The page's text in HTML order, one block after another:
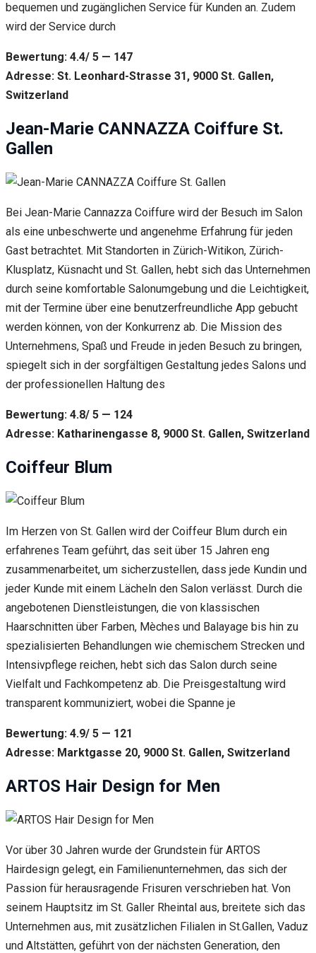
bequemen und zugänglichen Service für Kunden an. Zudem
wird der Service durch
Bewertung: 4.4/ 5 — 147
Adresse: St. Leonhard-Strasse 31, 9000 St. Gallen,
Switzerland
Jean-Marie CANNAZZA Coiffure St.
Gallen
Bei Jean-Marie Cannazza Coiffure wird der Besuch im Salon
als eine unbeschwerte und angenehme Erfahrung für jeden
Gast betrachtet. Mit Standorten in Zürich-Witikon, Zürich-
Klusplatz, Küsnacht und St. Gallen, hebt sich das Unternehmen
durch seine komfortable Salonumgebung und die Leichtigkeit,
mit der Termine über eine benutzerfreundliche App gebucht
werden können, von der Konkurrenz ab. Die Mission des
Unternehmens, Spaß und Freude in jeden Besuch zu bringen,
spiegelt sich in der sorgfältigen Gestaltung jedes Salons und
der professionellen Haltung des
Bewertung: 4.8/ 5 — 124
Adresse: Katharinengasse 8, 9000 St. Gallen, Switzerland
Coiffeur Blum
Im Herzen von St. Gallen wird der Coiffeur Blum durch ein
erfahrenes Team geführt, das seit über 15 Jahren eng
zusammenarbeitet, um sicherzustellen, dass jede Kundin und
jeder Kunde mit einem Lächeln den Salon verlässt. Durch die
angebotenen Dienstleistungen, die von klassischen
Haarschnitten über Farben, Mèches und Balayage bis hin zu
spezialisierten Behandlungen wie chemischem Strecken und
Intensivpflege reichen, hebt sich das Salon durch seine
Vielfalt und Fachkompetenz ab. Die Preisgestaltung wird
transparent kommuniziert, wobei die Spanne je
Bewertung: 4.9/ 5 — 121
Adresse: Marktgasse 20, 9000 St. Gallen, Switzerland
ARTOS Hair Design for Men
Vor über 30 Jahren wurde der Grundstein für ARTOS
Hairdesign gelegt, ein Familienunternehmen, das sich der
Passion für herausragende Frisuren verschrieben hat. Von
seinem Hauptsitz im St. Galler Rheintal aus, breitete sich das
Unternehmen aus, mit zusätzlichen Filialen in St.Gallen, Vaduz
und Altstätten, geführt von der nächsten Generation, den